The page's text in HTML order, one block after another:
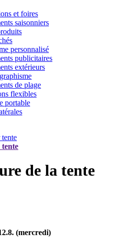
tente
tente
de la tente
(mercredi)